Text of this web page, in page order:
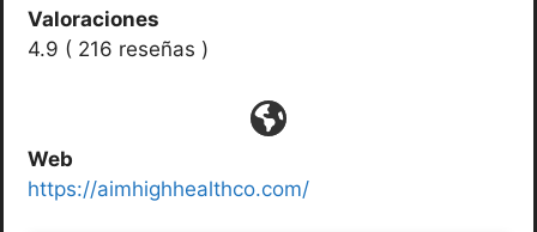
Valoraciones
4.9 ( 216 reseñas )
Web
https://aimhighhealthco.com/